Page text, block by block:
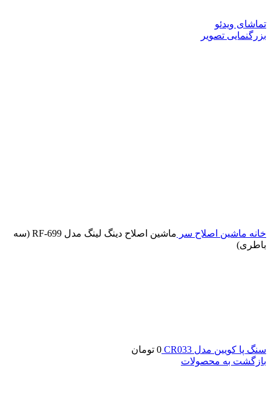
تماشای ویدئو
بزرگنمایی تصویر
خانه ماشین اصلاح سر
ماشین اصلاح دینگ لینگ مدل RF-699 (سه
باطری)
سنگ پا کویین مدل CR033 0 تومان
بازگشت به محصولات